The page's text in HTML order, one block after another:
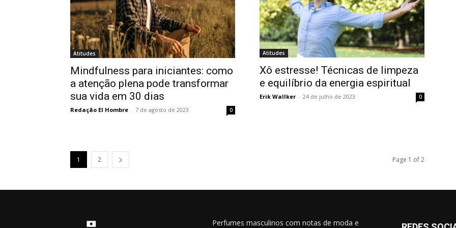
Atitudes
Mindfulness para iniciantes: como
a atenção plena pode transformar
sua vida em 30 dias
Redação El Hombre - 7 de agosto de 2023 0
Atitudes
Xô estresse! Técnicas de limpeza
e equilíbrio da energia espiritual
Erik Wallker - 24 de julho de 2023 0
1 2 Page 1 of 2
Perfumes masculinos com notas de moda e